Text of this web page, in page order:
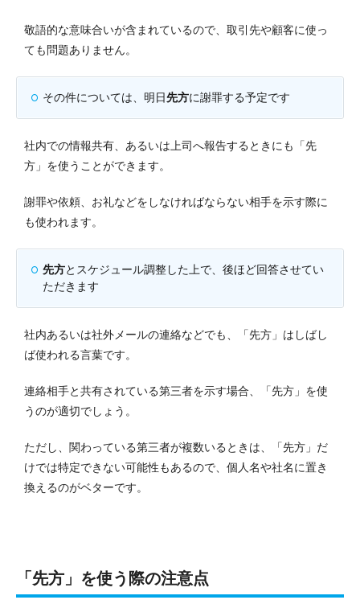
敬語的な意味合いが含まれているので、取引先や顧客に使っ
ても問題ありません。
その件については、明日先方に謝罪する予定です
社内での情報共有、あるいは上司へ報告するときにも「先
方」を使うことができます。
謝罪や依頼、お礼などをしなければならない相手を示す際に
も使われます。
先方とスケジュール調整した上で、後ほど回答させてい
ただきます
社内あるいは社外メールの連絡などでも、「先方」はしばし
ば使われる言葉です。
連絡相手と共有されている第三者を示す場合、「先方」を使
うのが適切でしょう。
ただし、関わっている第三者が複数いるときは、「先方」だ
けでは特定できない可能性もあるので、個人名や社名に置き
換えるのがベターです。
「先方」を使う際の注意点